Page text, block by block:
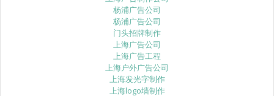
杨浦广告公司
杨浦广告公司
门头招牌制作
上海广告公司
上海广告工程
上海户外广告公司
上海发光字制作
上海logo墙制作